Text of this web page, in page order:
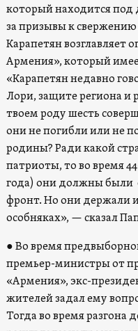
который находится
за призывы к свержению
Карапетян возглавляет
Армения», который
«Карапетян недавно
Лори, защите региона и
твоем роду шесть
они не погибли или не
родины? Ради какой
патриоты, то во время
года) они должны были
фронт. Но они держали
особняках», — сказал
● Во время
премьер-министры от
«Армения», экс-
жителей задал ему
Тогда во время разгона